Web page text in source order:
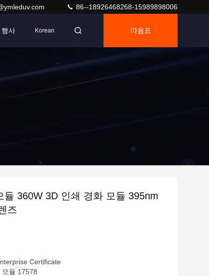
86--18926468268-15989898006
행사 Korean 따옴표
듈 360W 3D 인쇄 경화 모듈 395nm
즈
Certificate
모듈 17578